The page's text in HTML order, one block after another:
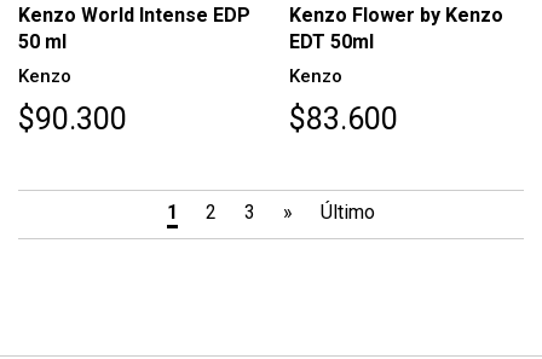
Kenzo World Intense EDP
50 ml
Kenzo
$90.300
Kenzo Flower by Kenzo
EDT 50ml
Kenzo
$83.600
1 2 3 » Último